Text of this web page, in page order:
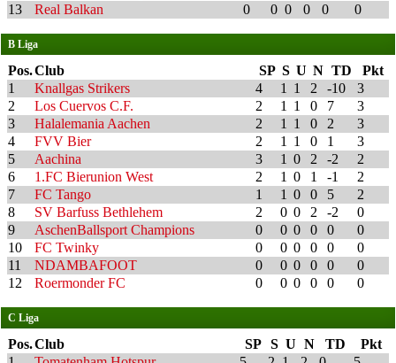
13
Real Balkan 0 0 0 0 0 0
B Liga
Pos.Club SP S U N TD
Pkt
1
Knallgas Strikers 4 1 1 2 -10
3
2
Los Cuervos C.F. 2 1 1 0 7
3
3
Halalemania Aachen 2 1 1 0 2
3
4
FVV Bier 2 1 1 0 1
3
5
Aachina 3 1 0 2 -2
2
6
1.FC Bierunion West 2 1 0 1 -1
2
7
FC Tango 1 1 0 0 5
2
8
SV Barfuss Bethlehem 2 0 0 2 -2
0
9
AschenBallsport Champions 0 0 0 0 0
0
10
FC Twinky 0 0 0 0 0
0
11
NDAMBAFOOT 0 0 0 0 0
0
12
Roermonder FC 0 0 0 0 0 0
C Liga
Pos.Club SP S U N TD
Pkt